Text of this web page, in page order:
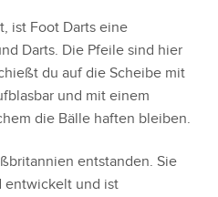
ist Foot Darts eine
Darts. Die Pfeile sind hier
du auf die Scheibe mit
und mit einem
die Bälle haften bleiben.
entstanden. Sie
entwickelt und ist